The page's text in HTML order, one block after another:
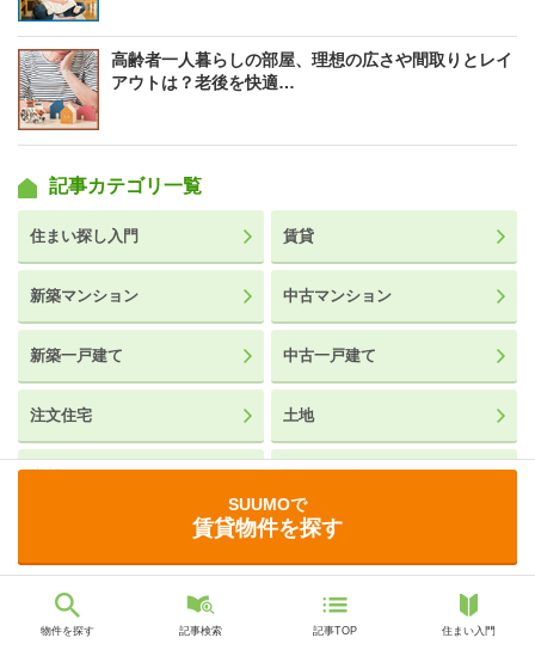
物件を探す 記事検索 記事TOP 住まい入門
高齢者一人暮らしの部屋、理想の広さや間取りとレイ
アウトは？老後を快適…
記事カテゴリ一覧
住まい探し入門 賃貸
新築マンション 中古マンション
新築一戸建て 中古一戸建て
注文住宅 土地
売却 リフォーム
SUUMOが提供する記事の編集ポリシー
SUUMOで
賃貸物件を探す